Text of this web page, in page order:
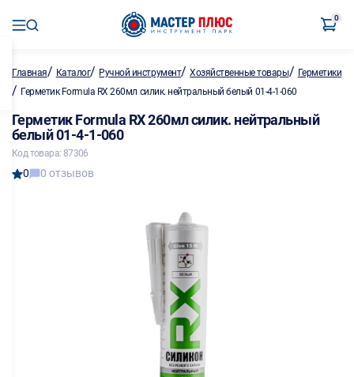
0
Главная/ Каталог/ Ручной инструмент/Хозяйственные товары/ Герметики
/ Герметик Formula RX 260мл силик. нейтральный белый 01-4-1-060
Герметик Formula RX 260мл силик. нейтральный
белый 01-4-1-060
Код товара: 87306
0 0 отзывов